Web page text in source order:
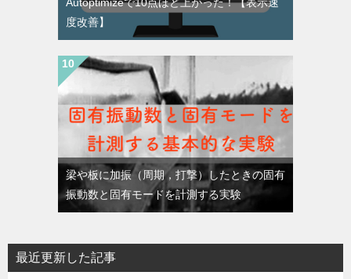
度改善】
梁や板に加振（周期，打撃）したときの固有
振動数と固有モードを計測する実験
最近更新した記事